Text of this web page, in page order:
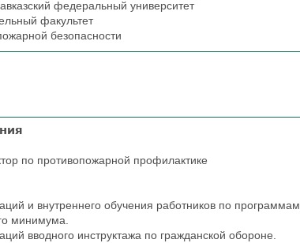
федеральный университет
факультет
безопасности
по противопожарной профилактике
и внутреннего обучения работников по программам
минимума.
вводного инструктажа по гражданской обороне.